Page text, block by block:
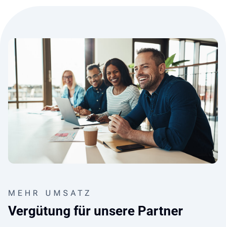
MEHR UMSATZ
Vergütung für unsere Partner